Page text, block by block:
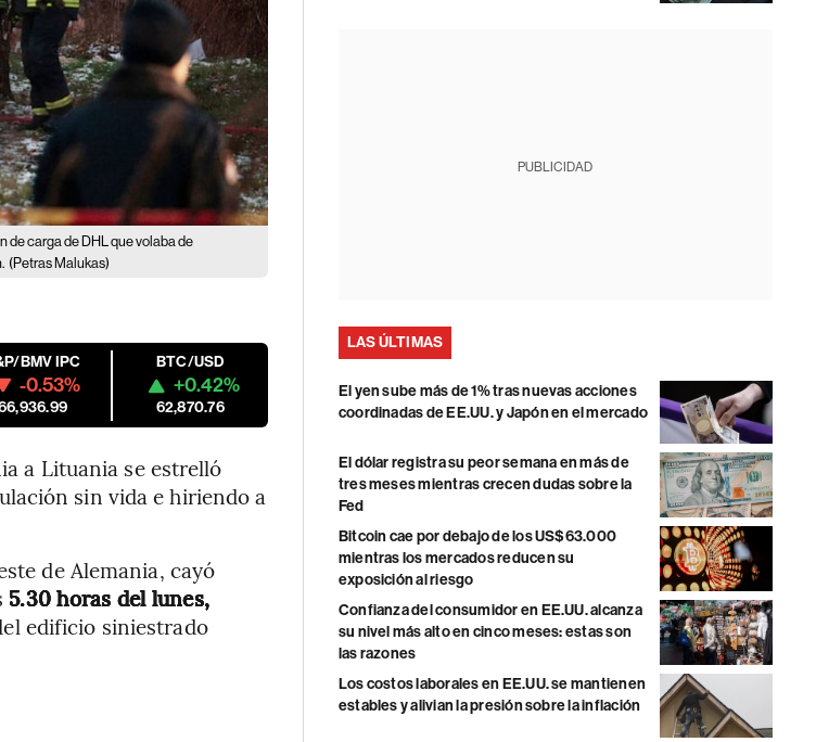
de carga de DHL que volaba de
(Petras Malukas)
BMV IPC
-0.53%
BTC/USD
+0.42%
62,870.76
a Lituania se estrelló
sin vida e hiriendo a
de Alemania, cayó
5.30 horas del lunes,
edificio siniestrado
PUBLICIDAD
LAS ÚLTIMAS
El yen sube más de 1% tras nuevas acciones
coordinadas de EE.UU. y Japón en el mercado
El dólar registra su peor semana en más de
tres meses mientras crecen dudas sobre la
Fed
Bitcoin cae por debajo de los US$63.000
mientras los mercados reducen su
exposición al riesgo
Confianza del consumidor en EE.UU. alcanza
su nivel más alto en cinco meses: estas son
las razones
Los costos laborales en EE.UU. se mantienen
estables y alivian la presión sobre la inflación